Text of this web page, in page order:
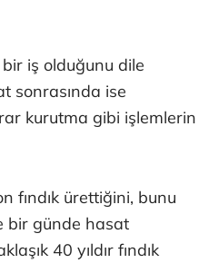
bir iş olduğunu dile
sonrasında ise
kurutma gibi işlemlerin
fındık ürettiğini, bunu
bir günde hasat
40 yıldır fındık